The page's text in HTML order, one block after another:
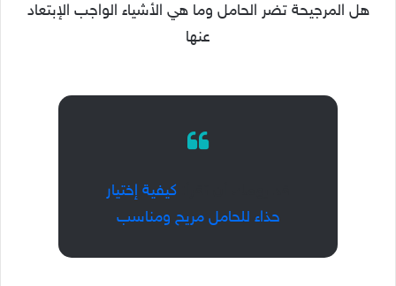
هل المرجيحة تضر الحامل وما هي الأشياء الواجب الإبتعاد
عنها
كيفية إختيار
حذاء للحامل مريح ومناسب